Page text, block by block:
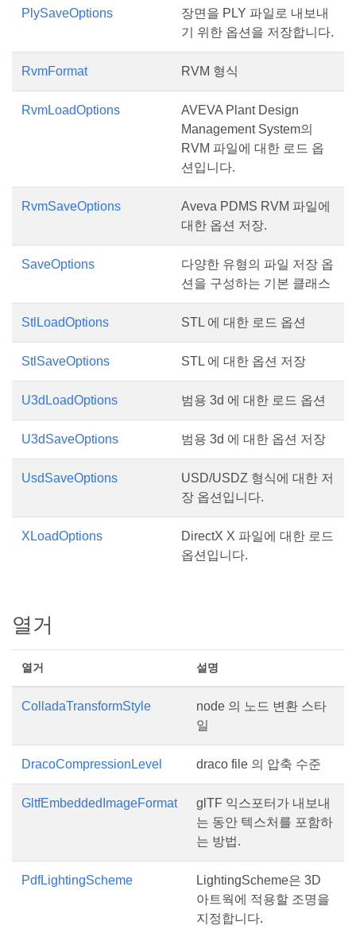
PlySaveOptions
장면을 PLY 파일로 내보내
기 위한 옵션을 저장합니다.
RvmFormat RVM 형식
RvmLoadOptions
AVEVA Plant Design
Management System의
RVM 파일에 대한 로드 옵
션입니다.
RvmSaveOptions
Aveva PDMS RVM 파일에
대한 옵션 저장.
SaveOptions
다양한 유형의 파일 저장 옵
션을 구성하는 기본 클래스
StlLoadOptions STL 에 대한 로드 옵션
StlSaveOptions STL 에 대한 옵션 저장
U3dLoadOptions 범용 3d 에 대한 로드 옵션
U3dSaveOptions 범용 3d 에 대한 옵션 저장
UsdSaveOptions
USD/USDZ 형식에 대한 저
장 옵션입니다.
XLoadOptions
DirectX X 파일에 대한 로드
옵션입니다.
열거
열거 설명
ColladaTransformStyle
node 의 노드 변환 스타
일
DracoCompressionLevel draco file 의 압축 수준
GltfEmbeddedImageFormat
glTF 익스포터가 내보내
는 동안 텍스처를 포함하
는 방법.
PdfLightingScheme
LightingScheme은 3D
아트웍에 적용할 조명을
지정합니다.